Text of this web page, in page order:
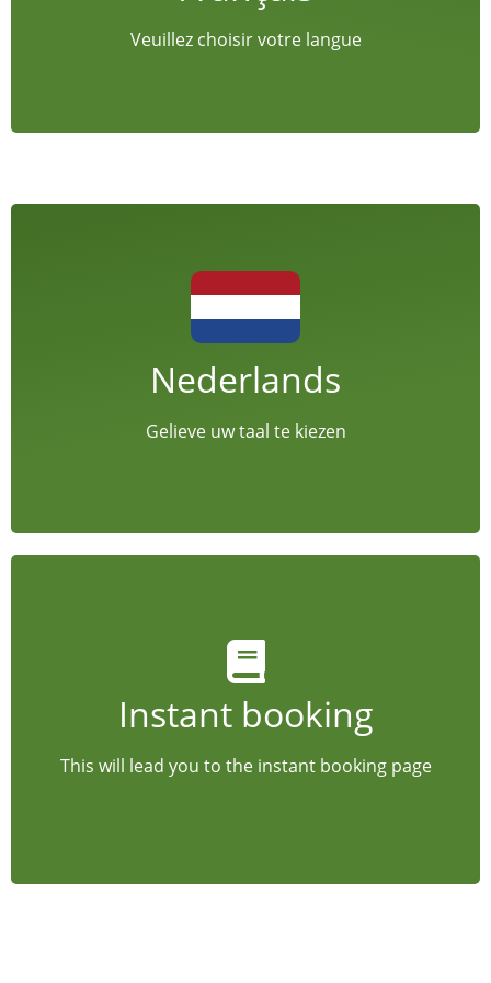
Veuillez choisir votre langue
Nederlands
Gelieve uw taal te kiezen
Welkom!
Druk op dit vakje
Instant booking
This will lead you to the instant booking page
Welcome!
Tap this box